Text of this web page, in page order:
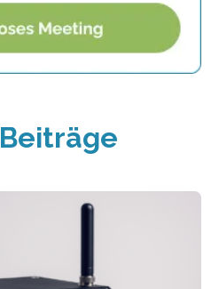
Beiträge